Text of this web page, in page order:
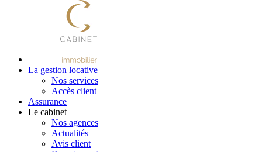
La gestion locative
Nos services
Accès client
Assurance
Le cabinet
Nos agences
Actualités
Avis client